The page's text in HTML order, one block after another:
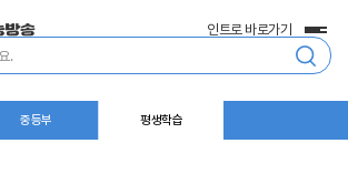
인트로 바로가기
전
체
메
중등부 평생학습